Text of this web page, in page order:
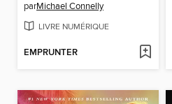
parMichael Connelly
LIVRE NUMÉRIQUE
EMPRUNTER